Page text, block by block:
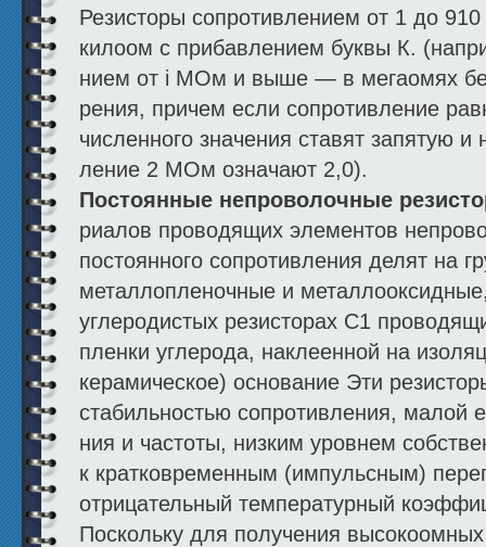
Резисторы сопротивлением от 1 до
килоом с прибавлением буквы К.
нием от i МОм и выше — в мегаомях
рения, причем если сопротивление
численного значения ставят запятую
ление 2 МОм означают 2,0).
Постоянные непроволочные
риалов проводящих элементов
постоянно­го сопротивления делят на
металлопленочные и
углеродистых резисторах С1
пленки углерода, наклеенной на
керамическое) основание Эти
стабильностью сопротивления, малой
ния и частоты, низким уровнем
к кратковременным (импульсным)
отрицательный температурный
Поскольку для получения